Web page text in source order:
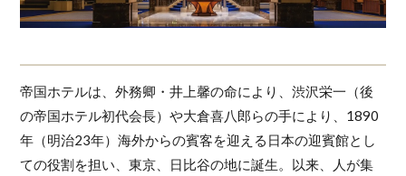
帝国ホテルは、外務卿・井上馨の命により、渋沢栄一（後
の帝国ホテル初代会長）や大倉喜八郎らの手により、1890
年（明治23年）海外からの賓客を迎える日本の迎賓館とし
ての役割を担い、東京、日比谷の地に誕生。以来、人が集